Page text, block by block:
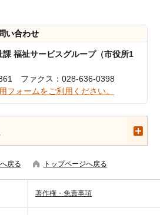
い合わせ
福祉サービスグループ（市役所1
ファクス：028-636-0398
フォームをご利用ください。
戻る トップページへ戻る
著作権・免責事項